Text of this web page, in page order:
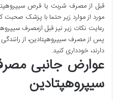
قبل از مصرف شربت یا قرص
مورد از موارد زیر حتما با پزشک صحبت
رعایت نکات زیر نیز قبل ازمصرف
پس از مصرف سیپروهپتادین، از رانندگی
دارند، خودداری کنید.
عوارض جانبی
سیپروهپتادین